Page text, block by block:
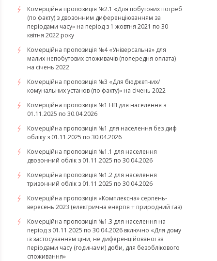
Комерційна пропозиція №2.1 «Для побутових потреб
(по факту) з двозонним диференціюванням за
періодами часу» на період з 1 жовтня 2021 по 30
квітня 2022 року
Комерційна пропозиція №4 «Універсальна» для
малих непобутових споживачів (попередня оплата)
на січень 2022
Комерційна пропозиція №3 «Для бюджетних/
комунальних установ (по факту)» на січень 2022
Комерційна пропозиція №1 НП для населення з
01.11.2025 по 30.04.2026
Комерційна пропозиція №1 для населення без диф
обліку з 01.11.2025 по 30.04.2026
Комерційна пропозиція №1.1 для населення
двозонний облік з 01.11.2025 по 30.04.2026
Комерційна пропозиція №1.2 для населення
тризонний облік з 01.11.2025 по 30.04.2026
​​​​​​​Комерційна пропозиція «Комплексна» серпень-
вересень 2023 (електрична енергія + природний газ)
Комерційна пропозиція №1.3 для населення на
період з 01.11.2025 по 30.04.2026 включно «Для дому
із застосуванням ціни, не диференційованої за
періодами часу (годинами) доби, для безоблікового
споживання»